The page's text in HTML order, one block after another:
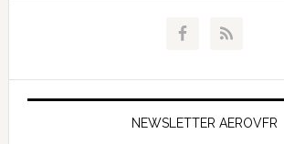
NEWSLETTER AEROVFR